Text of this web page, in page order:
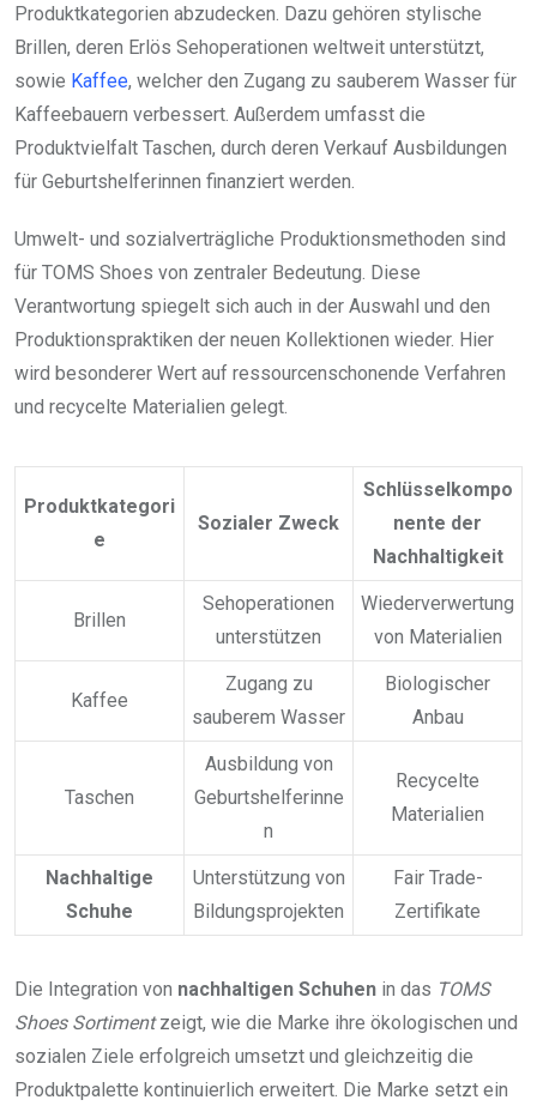
Produktkategorien abzudecken. Dazu gehören stylische
Brillen, deren Erlös Sehoperationen weltweit unterstützt,
sowie Kaffee, welcher den Zugang zu sauberem Wasser für
Kaffeebauern verbessert. Außerdem umfasst die
Produktvielfalt Taschen, durch deren Verkauf Ausbildungen
für Geburtshelferinnen finanziert werden.
Umwelt- und sozialverträgliche Produktionsmethoden sind
für TOMS Shoes von zentraler Bedeutung. Diese
Verantwortung spiegelt sich auch in der Auswahl und den
Produktionspraktiken der neuen Kollektionen wieder. Hier
wird besonderer Wert auf ressourcenschonende Verfahren
und recycelte Materialien gelegt.
Produktkategori
e
Sozialer Zweck
Schlüsselkompo
nente der
Nachhaltigkeit
Brillen
Sehoperationen
unterstützen
Wiederverwertung
von Materialien
Kaffee
Zugang zu
sauberem Wasser
Biologischer
Anbau
Taschen
Ausbildung von
Geburtshelferinne
n
Recycelte
Materialien
Nachhaltige
Schuhe
Unterstützung von
Bildungsprojekten
Fair Trade-
Zertifikate
Die Integration von nachhaltigen Schuhen in das TOMS
Shoes Sortimentzeigt, wie die Marke ihre ökologischen und
sozialen Ziele erfolgreich umsetzt und gleichzeitig die
Produktpalette kontinuierlich erweitert. Die Marke setzt ein